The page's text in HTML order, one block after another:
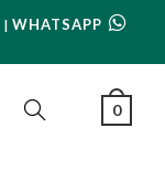
| WHATSAPP
0